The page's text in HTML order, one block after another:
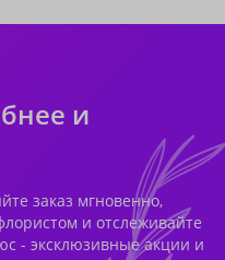
и
заказ мгновенно,
и отслеживайте
- эксклюзивные акции и